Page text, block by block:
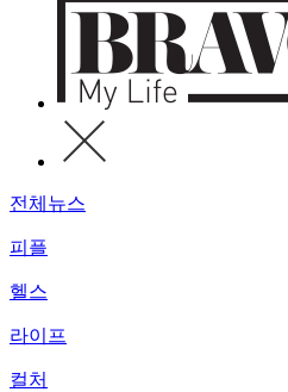
전체뉴스
피플
헬스
라이프
컬처